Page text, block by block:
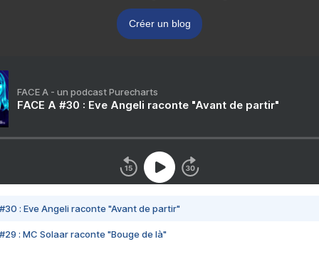
Créer un blog
FACE A - un podcast Purecharts
FACE A #30 : Eve Angeli raconte "Avant de partir"
#30 : Eve Angeli raconte "Avant de partir"
#29 : MC Solaar raconte "Bouge de là"